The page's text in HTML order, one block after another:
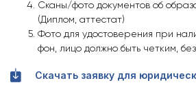
Сканы/фото документов об
(Диплом, аттестат)
Фото для удостоверения при
фон, лицо должно быть четким,
Скачать заявку для